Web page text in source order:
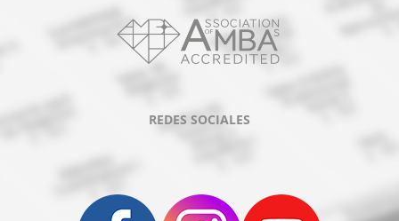
REDES SOCIALES